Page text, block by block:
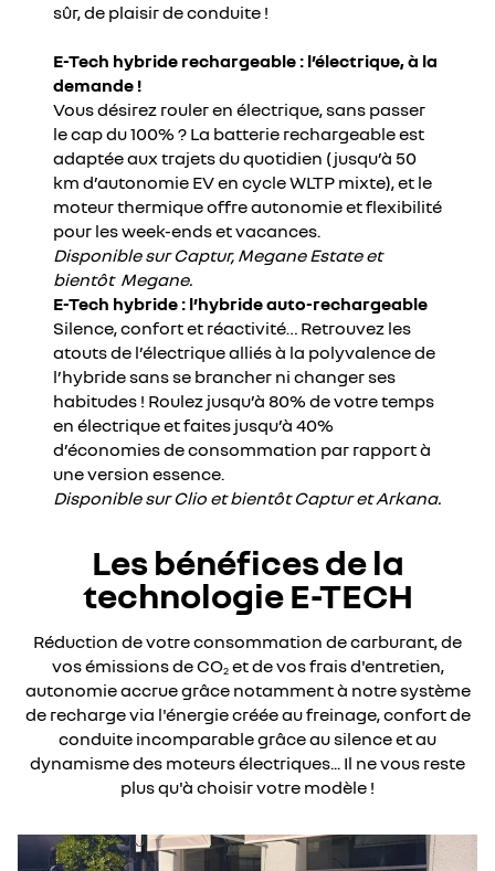
sûr, de plaisir de conduite !
E-Tech hybride rechargeable : l’électrique, à la
demande !
Vous désirez rouler en électrique, sans passer
le cap du 100% ? La batterie rechargeable est
adaptée aux trajets du quotidien (jusqu’à 50
km d’autonomie EV en cycle WLTP mixte), et le
moteur thermique offre autonomie et flexibilité
pour les week-ends et vacances.
Disponible sur Captur, Megane Estate et
bientôt Megane.
E-Tech hybride : l’hybride auto-rechargeable
Silence, confort et réactivité… Retrouvez les
atouts de l’électrique alliés à la polyvalence de
l’hybride sans se brancher ni changer ses
habitudes ! Roulez jusqu’à 80% de votre temps
en électrique et faites jusqu’à 40%
d’économies de consommation par rapport à
une version essence.
Disponible sur Clio et bientôt Captur et Arkana.
Les bénéfices de la
technologie E-TECH
Réduction de votre consommation de carburant, de
vos émissions de CO2et de vos frais d'entretien,
autonomie accrue grâce notamment à notre système
de recharge via l'énergie créée au freinage, confort de
conduite incomparable grâce au silence et au
dynamisme des moteurs électriques... Il ne vous reste
plus qu'à choisir votre modèle !